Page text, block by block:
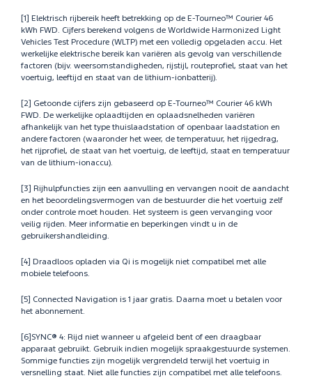
[1] Elektrisch rijbereik heeft betrekking op de E-Tourneo™ Courier 46
kWh FWD. Cijfers berekend volgens de Worldwide Harmonized Light
Vehicles Test Procedure (WLTP) met een volledig opgeladen accu. Het
werkelijke elektrische bereik kan variëren als gevolg van verschillende
factoren (bijv. weersomstandigheden, rijstijl, routeprofiel, staat van het
voertuig, leeftijd en staat van de lithium-ionbatterij).
[2] Getoonde cijfers zijn gebaseerd op E-Tourneo™ Courier 46 kWh
FWD. De werkelijke oplaadtijden en oplaadsnelheden variëren
afhankelijk van het type thuislaadstation of openbaar laadstation en
andere factoren (waaronder het weer, de temperatuur, het rijgedrag,
het rijprofiel, de staat van het voertuig, de leeftijd, staat en temperatuur
van de lithium-ionaccu).
[3] Rijhulpfuncties zijn een aanvulling en vervangen nooit de aandacht
en het beoordelingsvermogen van de bestuurder die het voertuig zelf
onder controle moet houden. Het systeem is geen vervanging voor
veilig rijden. Meer informatie en beperkingen vindt u in de
gebruikershandleiding.
[4] Draadloos opladen via Qi is mogelijk niet compatibel met alle
mobiele telefoons.
[5] Connected Navigation is 1 jaar gratis. Daarna moet u betalen voor
het abonnement.
[6]SYNC® 4: Rijd niet wanneer u afgeleid bent of een draagbaar
apparaat gebruikt. Gebruik indien mogelijk spraakgestuurde systemen.
Sommige functies zijn mogelijk vergrendeld terwijl het voertuig in
versnelling staat. Niet alle functies zijn compatibel met alle telefoons.